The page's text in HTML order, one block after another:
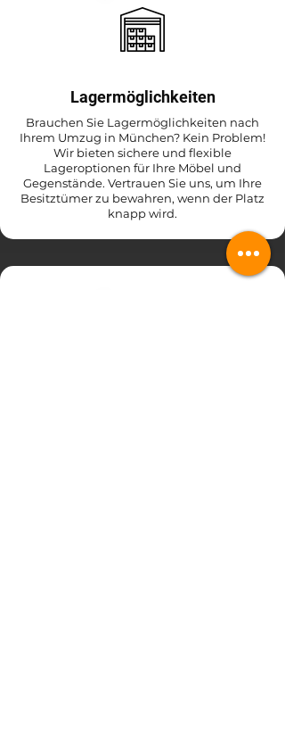
Lagermöglichkeiten
Brauchen Sie Lagermöglichkeiten nach
Ihrem Umzug in München? Kein Problem!
Wir bieten sichere und flexible
Lageroptionen für Ihre Möbel und
Gegenstände. Vertrauen Sie uns, um Ihre
Besitztümer zu bewahren, wenn der Platz
knapp wird.